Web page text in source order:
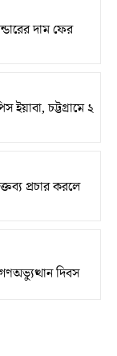
দাম ফের
ইয়াবা, চট্টগ্রামে ২
প্রচার করলে
দিবস